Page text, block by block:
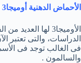
الأحماض الدهنية أوميجا3 3 Fatty Acids-Omega
الأوميجا3 لها
الدراسات، والتى تعتبر
فى الغالب توجد فى
والسالمون .